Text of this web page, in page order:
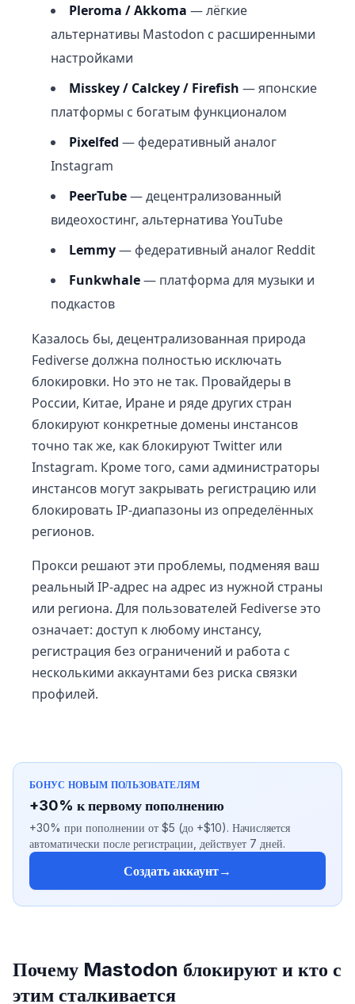
Pleroma / Akkoma — лёгкие
альтернативы Mastodon с расширенными
настройками
Misskey / Calckey / Firefish — японские
платформы с богатым функционалом
Pixelfed — федеративный аналог
Instagram
PeerTube— децентрализованный
видеохостинг, альтернатива YouTube
Lemmy— федеративный аналог Reddit
Funkwhale— платформа для музыки и
подкастов
Казалось бы, децентрализованная природа
Fediverse должна полностью исключать
блокировки. Но это не так. Провайдеры в
России, Китае, Иране и ряде других стран
блокируют конкретные домены инстансов
точно так же, как блокируют Twitter или
Instagram. Кроме того, сами администраторы
инстансов могут закрывать регистрацию или
блокировать IP-диапазоны из определённых
регионов.
Прокси решают эти проблемы, подменяя ваш
реальный IP-адрес на адрес из нужной страны
или региона. Для пользователей Fediverse это
означает: доступ к любому инстансу,
регистрация без ограничений и работа с
несколькими аккаунтами без риска связки
профилей.
БОНУС НОВЫМ ПОЛЬЗОВАТЕЛЯМ
+30% к первому пополнению
+30% при пополнении от $5 (до +$10). Начисляется
автоматически после регистрации, действует 7 дней.
Создать аккаунт→
Почему Mastodon блокируют и кто с
этим сталкивается